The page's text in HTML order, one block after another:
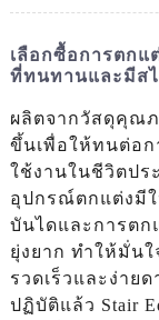
เลือกซื้อการตกแ
ที่ทนทานและมีส
ผลิตจากวัสดุคุณภ
ขึ้นเพื่อให้ทนต่อ
ใช้งานในชีวิตปร
อุปกรณ์ตกแต่งมีใ
บันไดและการตก
ยุ่งยาก ทำให้มั่น
รวดเร็วและง่าย
ปฏิบัติแล้ว Stair